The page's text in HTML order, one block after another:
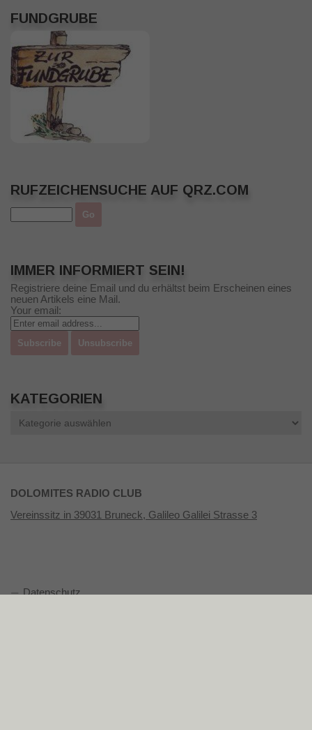
FUNDGRUBE
RUFZEICHENSUCHE AUF QRZ.COM
IMMER INFORMIERT SEIN!
Registriere deine Email und du erhältst beim Erscheinen eines
neuen Artikels eine Mail.
Your email:
KATEGORIEN
DOLOMITES RADIO CLUB
Vereinssitz in 39031 Bruneck, Galileo Galilei Strasse 3
Datenschutz